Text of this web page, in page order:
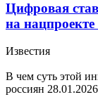
Цифровая
на
Известия
В чем суть этой
россиян 28.01.2026